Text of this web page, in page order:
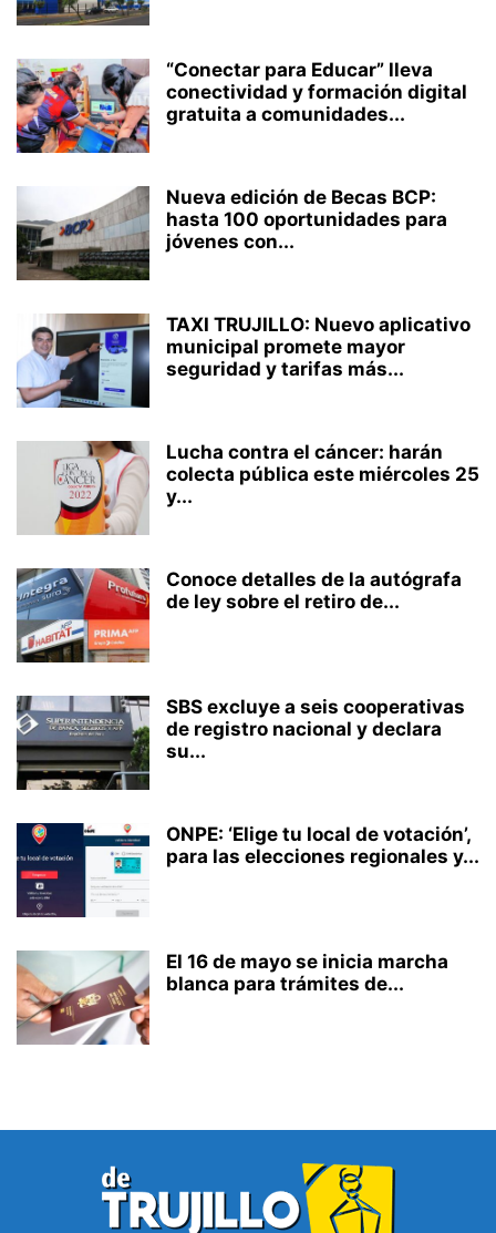
“Conectar para Educar” lleva
conectividad y formación digital
gratuita a comunidades...
Nueva edición de Becas BCP:
hasta 100 oportunidades para
jóvenes con...
TAXI TRUJILLO: Nuevo aplicativo
municipal promete mayor
seguridad y tarifas más...
Lucha contra el cáncer: harán
colecta pública este miércoles 25
y...
Conoce detalles de la autógrafa
de ley sobre el retiro de...
SBS excluye a seis cooperativas
de registro nacional y declara
su...
ONPE: ‘Elige tu local de votación’,
para las elecciones regionales y...
El 16 de mayo se inicia marcha
blanca para trámites de...